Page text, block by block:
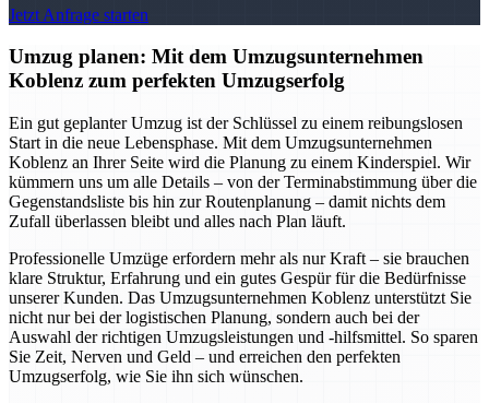
Jetzt Anfrage starten
Umzug planen: Mit dem Umzugsunternehmen
Koblenz zum perfekten Umzugserfolg
Ein gut geplanter Umzug ist der Schlüssel zu einem reibungslosen
Start in die neue Lebensphase. Mit dem Umzugsunternehmen
Koblenz an Ihrer Seite wird die Planung zu einem Kinderspiel. Wir
kümmern uns um alle Details – von der Terminabstimmung über die
Gegenstandsliste bis hin zur Routenplanung – damit nichts dem
Zufall überlassen bleibt und alles nach Plan läuft.
Professionelle Umzüge erfordern mehr als nur Kraft – sie brauchen
klare Struktur, Erfahrung und ein gutes Gespür für die Bedürfnisse
unserer Kunden. Das Umzugsunternehmen Koblenz unterstützt Sie
nicht nur bei der logistischen Planung, sondern auch bei der
Auswahl der richtigen Umzugsleistungen und -hilfsmittel. So sparen
Sie Zeit, Nerven und Geld – und erreichen den perfekten
Umzugserfolg, wie Sie ihn sich wünschen.